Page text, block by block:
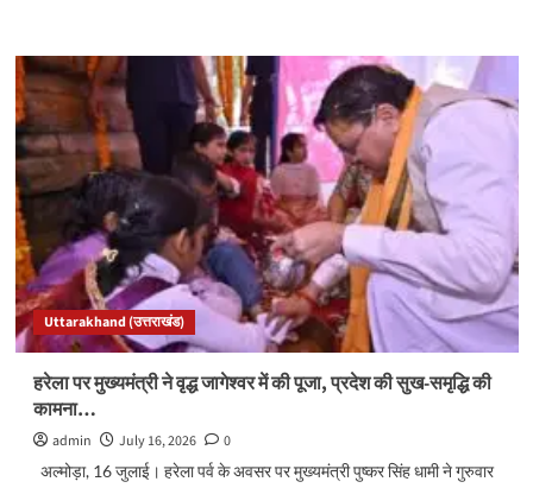
मानसून
पर
सीएम
धामी
सख्त,
बोले-
आपदा
प्रबंधन
में
लापरवाही
बर्दाश्त
नहीं;
15
सितंबर
‘जन-
की
जन-
Uttarakhand (उत्तराखंड)
हरेला पर मुख्यमंत्री ने वृद्ध जागेश्वर में की पूजा, प्रदेश की सुख-समृद्धि की
कामना…
admin July 16, 2026
0
अल्मोड़ा, 16 जुलाई। हरेला पर्व के अवसर पर मुख्यमंत्री पुष्कर सिंह धामी ने गुरुवार